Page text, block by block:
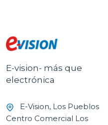
E-vision- más que
electrónica
E-Vision, Los Pueblos
Centro Comercial Los